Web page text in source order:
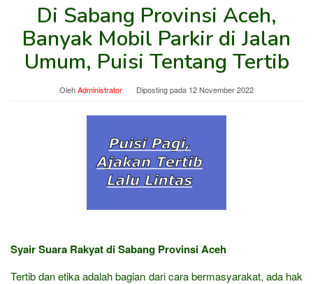
Di Sabang Provinsi Aceh,
Banyak Mobil Parkir di Jalan
Umum, Puisi Tentang Tertib
OlehAdministrator Diposting pada 12 November 2022
Syair Suara Rakyat di Sabang Provinsi Aceh
Tertib dan etika adalah bagian dari cara bermasyarakat, ada hak